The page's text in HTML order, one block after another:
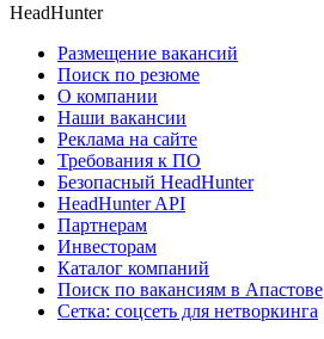
HeadHunter
Размещение вакансий
Поиск по резюме
О компании
Наши вакансии
Реклама на сайте
Требования к ПО
Безопасный HeadHunter
HeadHunter API
Партнерам
Инвесторам
Каталог компаний
Поиск по вакансиям в Апастове
Сетка: соцсеть для нетворкинга